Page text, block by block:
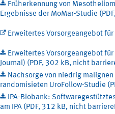
Früherkennung von
Ergebnisse der MoMar-Studie
Erweitertes Vorsorgeangebot
Erweitertes Vorsorgeangebot
Journal) (PDF, 302 kB, nicht
Nachsorge von niedrig
randomisieten UroFollow-Studie
IPA-Biobank:
am IPA (PDF, 312 kB, nicht